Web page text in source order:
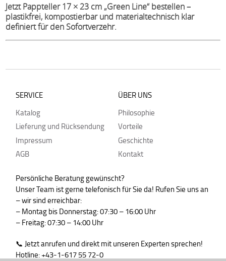
Jetzt Pappteller 17 × 23 cm „Green Line“ bestellen –
plastikfrei, kompostierbar und materialtechnisch klar
definiert für den Sofortverzehr.
SERVICE
Katalog
Lieferung und Rücksendung
Impressum
AGB
ÜBER UNS
Philosophie
Vorteile
Geschichte
Kontakt
Persönliche Beratung gewünscht?
Unser Team ist gerne telefonisch für Sie da! Rufen Sie uns an
– wir sind erreichbar:
– Montag bis Donnerstag: 07:30 – 16:00 Uhr
– Freitag: 07:30 – 14:00 Uhr
📞 Jetzt anrufen und direkt mit unseren Experten sprechen!
Hotline: +43-1-617 55 72-0